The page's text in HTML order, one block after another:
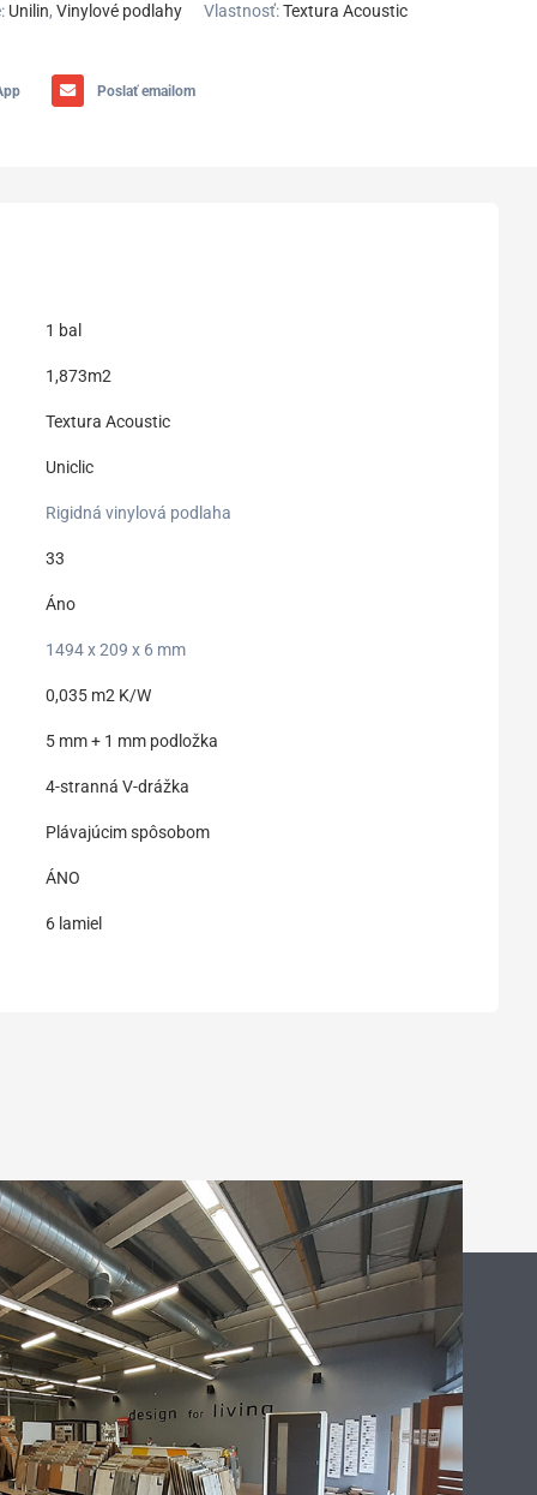
Unilin, Vinylové podlahy Vlastnosť:Textura Acoustic
Poslať emailom
1 bal
1,873m2
Textura Acoustic
Uniclic
Rigidná vinylová podlaha
33
Áno
1494 x 209 x 6 mm
0,035 m2 K/W
5 mm + 1 mm podložka
4-stranná V-drážka
Plávajúcim spôsobom
ÁNO
6 lamiel